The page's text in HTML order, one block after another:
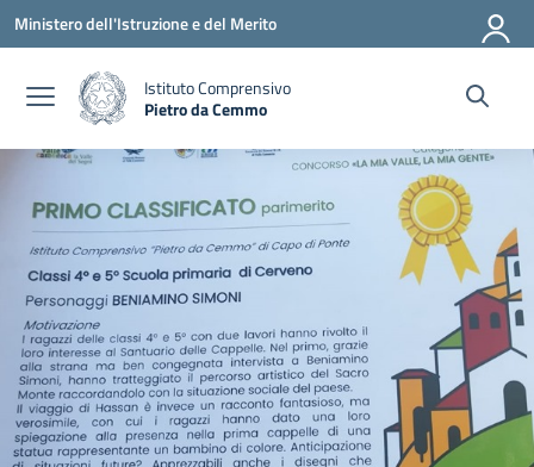
Vai ai contenuti
Vai al menu di navigazione
Vai al footer
Ministero dell'Istruzione e del Merito
Istituto Comprensivo
Pietro da Cemmo